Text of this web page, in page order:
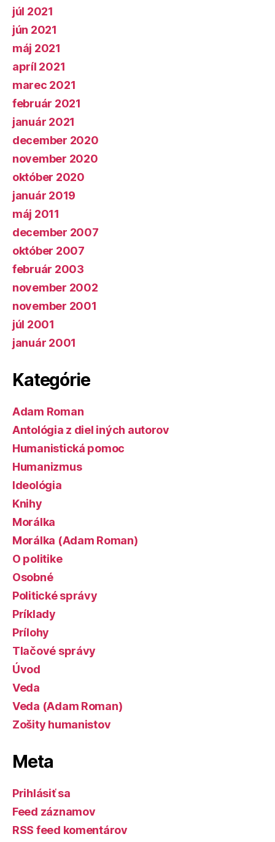
júl 2021
jún 2021
máj 2021
apríl 2021
marec 2021
február 2021
január 2021
december 2020
november 2020
október 2020
január 2019
máj 2011
december 2007
október 2007
február 2003
november 2002
november 2001
júl 2001
január 2001
Kategórie
Adam Roman
Antológia z diel iných autorov
Humanistická pomoc
Humanizmus
Ideológia
Knihy
Morálka
Morálka (Adam Roman)
O politike
Osobné
Politické správy
Príklady
Prílohy
Tlačové správy
Úvod
Veda
Veda (Adam Roman)
Zošity humanistov
Meta
Prihlásiť sa
Feed záznamov
RSS feed komentárov